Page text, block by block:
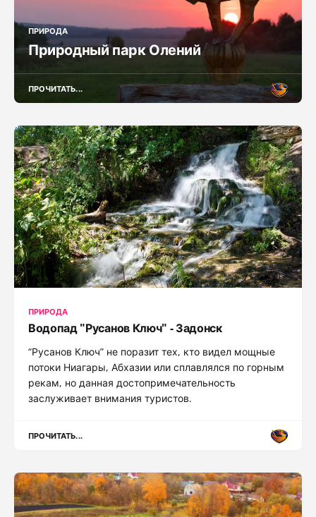
ПРИРОДА
Природный парк Олений
ПРОЧИТАТЬ...
ПРИРОДА
Водопад "Русанов Ключ" - Задонск
“Русанов Ключ” не поразит тех, кто видел мощные
потоки Ниагары, Абхазии или сплавлялся по горным
рекам, но данная достопримечательность
заслуживает внимания туристов.
ПРОЧИТАТЬ...